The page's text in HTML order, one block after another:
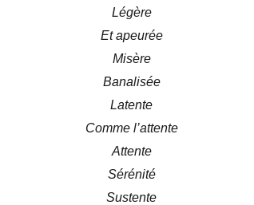
Légère
Et apeurée
Misère
Banalisée
Latente
Comme l’attente
Attente
Sérénité
Sustente